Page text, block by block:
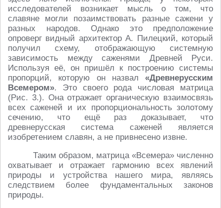
исследователей возникает мысль о том, что
славяне могли позаимствовать разные сажени у
разных народов. Однако это предположение
опроверг видный архитектор А. Пилецкий, который
получил схему, отображающую системную
зависимость между саженями Древней Руси.
Используя её, он пришёл к построению системы
пропорций, которую он назвал «Древнерусским
Всемером». Это своего рода числовая матрица
(Рис. 3.). Она отражает органическую взаимосвязь
всех саженей и их пропорциональность золотому
сечению, что ещё раз доказывает, что
древнерусская система саженей является
изобретением славян, а не привнесено извне.
Таким образом, матрица «Всемера» численно
охватывает и отражает гармонию всех явлений
природы и устройства нашего мира, являясь
следствием более фундаментальных законов
природы.